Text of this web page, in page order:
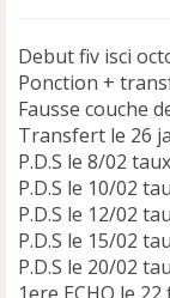
Debut fiv isci
Ponction +
Fausse couche
Transfert le 26
P.D.S le 8/02
P.D.S le 10/02
P.D.S le 12/02
P.D.S le 15/02
P.D.S le 20/02